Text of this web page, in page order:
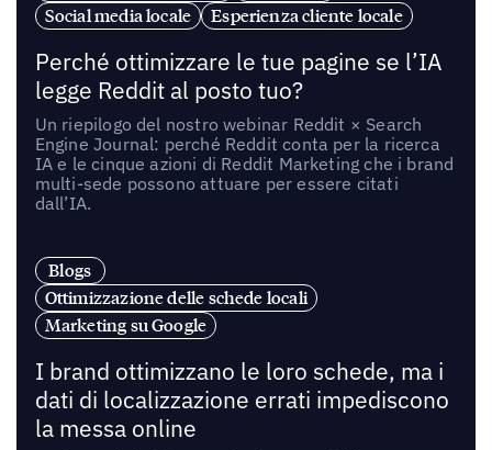
Social media locale
Esperienza cliente locale
Perché ottimizzare le tue pagine se l’IA
legge Reddit al posto tuo?
Un riepilogo del nostro webinar Reddit × Search
Engine Journal: perché Reddit conta per la ricerca
IA e le cinque azioni di Reddit Marketing che i brand
multi-sede possono attuare per essere citati
dall’IA.
Blogs
Ottimizzazione delle schede locali
Marketing su Google
I brand ottimizzano le loro schede, ma i
dati di localizzazione errati impediscono
la messa online